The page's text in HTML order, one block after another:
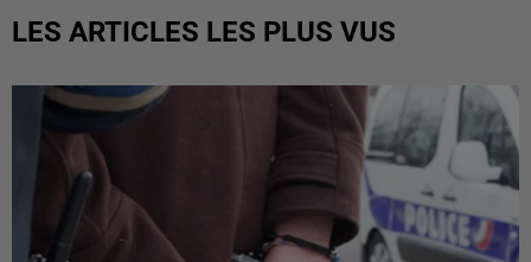
LES ARTICLES LES PLUS VUS